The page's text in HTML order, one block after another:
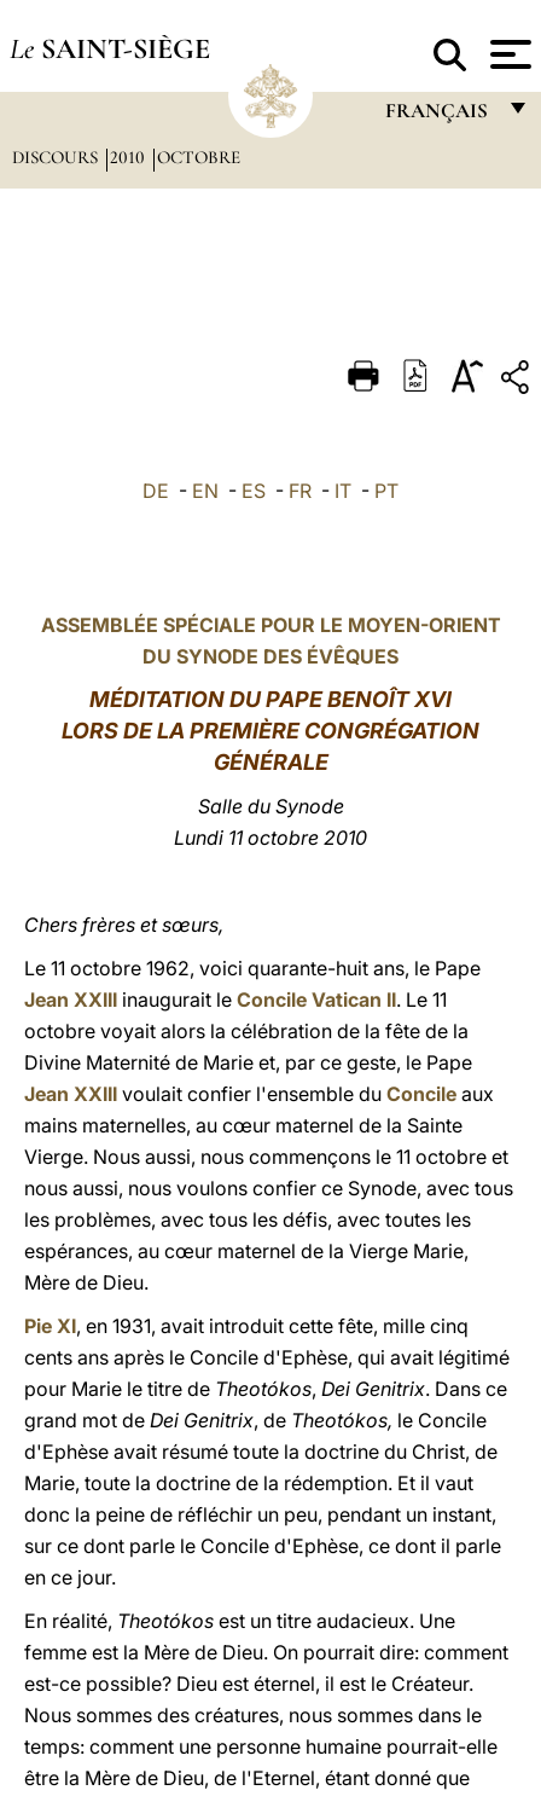
Le SAINT-SIÈGE
FRANÇAIS
DEUTSCH
العربيّة
DISCOURS 2010 OCTOBRE
DE - EN - ES - FR - IT - PT
ASSEMBLÉE SPÉCIALE POUR LE MOYEN-ORIENT
DU SYNODE DES ÉVÊQUES
MÉDITATION DU PAPE BENOÎT XVI
LORS DE LA PREMIÈRE CONGRÉGATION
GÉNÉRALE
Salle du Synode
Lundi 11 octobre 2010
Chers frères et sœurs,
Le 11 octobre 1962, voici quarante-huit ans, le Pape
Jean XXIII inaugurait le Concile Vatican II. Le 11
octobre voyait alors la célébration de la fête de la
Divine Maternité de Marie et, par ce geste, le Pape
Jean XXIII voulait confier l'ensemble du Concile aux
mains maternelles, au cœur maternel de la Sainte
Vierge. Nous aussi, nous commençons le 11 octobre et
nous aussi, nous voulons confier ce Synode, avec tous
les problèmes, avec tous les défis, avec toutes les
espérances, au cœur maternel de la Vierge Marie,
Mère de Dieu.
Pie XI, en 1931, avait introduit cette fête, mille cinq
cents ans après le Concile d'Ephèse, qui avait légitimé
pour Marie le titre de Theotókos, Dei Genitrix. Dans ce
grand mot de Dei Genitrix, de Theotókos, le Concile
d'Ephèse avait résumé toute la doctrine du Christ, de
Marie, toute la doctrine de la rédemption. Et il vaut
donc la peine de réfléchir un peu, pendant un instant,
sur ce dont parle le Concile d'Ephèse, ce dont il parle
en ce jour.
En réalité, Theotókos est un titre audacieux. Une
femme est la Mère de Dieu. On pourrait dire: comment
est-ce possible? Dieu est éternel, il est le Créateur.
Nous sommes des créatures, nous sommes dans le
temps: comment une personne humaine pourrait-elle
être la Mère de Dieu, de l'Eternel, étant donné que